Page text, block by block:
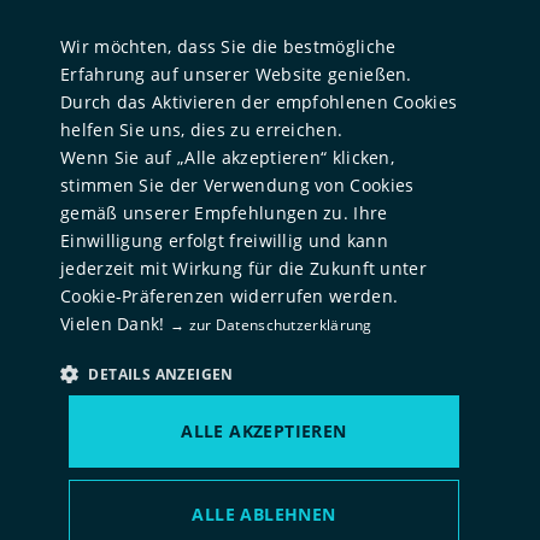
Unternehmensgeschichte
Team
Standorte
FÜR TALENTE
Karriere
Offene Stellenangebote
© NORD Holding2026
Datenschutz
Wir möchten, dass Sie die bestmögliche
Erfahrung auf unserer Website genießen.
Durch das Aktivieren der empfohlenen Cookies
helfen Sie uns, dies zu erreichen.
Wenn Sie auf „Alle akzeptieren“ klicken,
stimmen Sie der Verwendung von Cookies
gemäß unserer Empfehlungen zu. Ihre
Einwilligung erfolgt freiwillig und kann
jederzeit mit Wirkung für die Zukunft unter
Cookie-Präferenzen widerrufen werden.
Vielen Dank! → zur Datenschutzerklärung
DETAILS ANZEIGEN
ALLE AKZEPTIEREN
ALLE ABLEHNEN